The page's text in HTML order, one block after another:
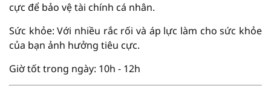
cực để bảo vệ tài chính cá nhân.
Sức khỏe: Với nhiều rắc rối và áp lực làm cho sức khỏe
của bạn ảnh hưởng tiêu cực.
Giờ tốt trong ngày: 10h - 12h